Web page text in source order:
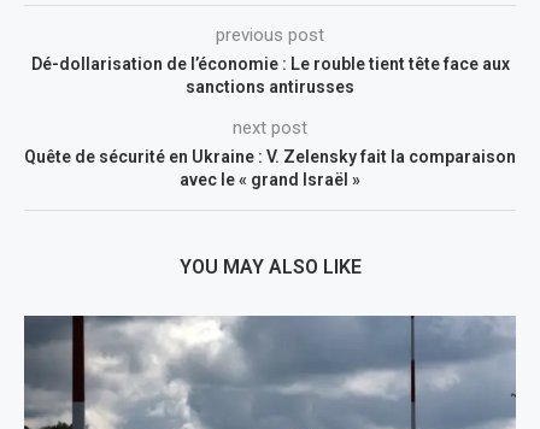
previous post
Dé-dollarisation de l’économie : Le rouble tient tête face aux
sanctions antirusses
next post
Quête de sécurité en Ukraine : V. Zelensky fait la comparaison
avec le « grand Israël »
YOU MAY ALSO LIKE